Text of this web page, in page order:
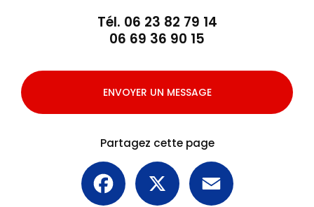
Tél. 06 23 82 79 14
06 69 36 90 15
ENVOYER UN MESSAGE
Partagez cette page
Facebook